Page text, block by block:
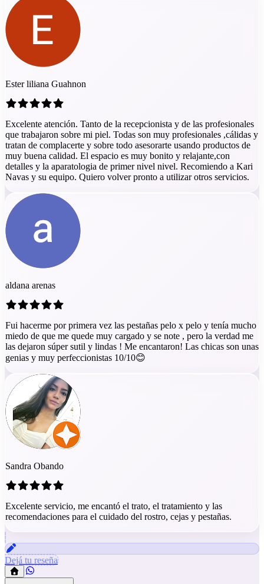
Ester liliana Guahnon
Excelente atención. Tanto de la recepcionista y de las profesionales
que trabajaron sobre mi piel. Todas son muy profesionales ,cálidas y
tratan de complacerte y sobre todo asesorarte usando productos de
muy buena calidad. El espacio es muy bonito y relajante,con
detalles y la aparatologia de primer nivel nivel. Recomiendo a Kari
Navas y su equipo. Quiero volver pronto a utilizar otros servicios.
aldana arenas
Fui hacerme por primera vez las pestañas pelo x pelo y tenía mucho
miedo de que me quede muy cargado y se note , pero la verdad me
las dejaron súper sutil y lindas ! Me encantaron! Las chicas son unas
genias y muy perfeccionistas 10/10😊
Sandra Obando
Excelente servicio, me encantó el trato, el tratamiento y las
recomendaciones para el cuidado del rostro, cejas y pestañas.
Dejá tu reseña